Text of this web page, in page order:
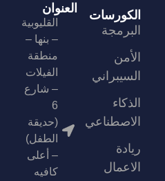
الكورسات
البرمجة
الأمن
السيبراني
الذكاء
الاصطناعي
ريادة
الاعمال
العنوان
القليوبية
– بنها –
منطقة
الفيلات
– شارع
6
(حديقة
الطفل)
– أعلى
كافيه